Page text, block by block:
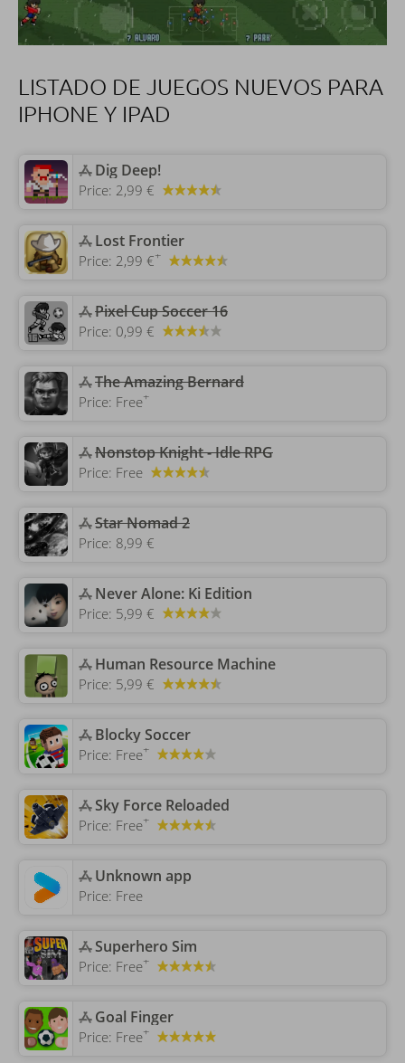
LISTADO DE JUEGOS NUEVOS PARA
IPHONE Y IPAD
‎Dig Deep!
Price: 2,99 €
‎Lost Frontier
Price: 2,99 €+
‎Pixel Cup Soccer 16
Price: 0,99 €
‎The Amazing Bernard
Price: Free+
‎Nonstop Knight - Idle RPG
Price: Free
‎Star Nomad 2
Price: 8,99 €
‎Never Alone: Ki Edition
Price: 5,99 €
‎Human Resource Machine
Price: 5,99 €
‎Blocky Soccer
Price: Free+
‎Sky Force Reloaded
Price: Free+
Unknown app
Price: Free
‎Superhero Sim
Price: Free+
‎Goal Finger
Price: Free+